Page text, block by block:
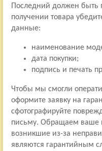
Последний должен быть
получении товара
данные:
наименование
дата покупки;
подпись и печать
Чтобы мы смогли
оформите заявку на
сфотографируйте
письму. Обращаем ваше
возникшие из-за
являются гарантийным